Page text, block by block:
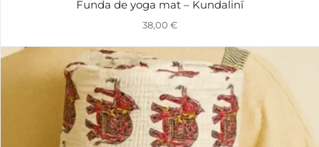
Funda de yoga mat – Kundalinī
38,00 €